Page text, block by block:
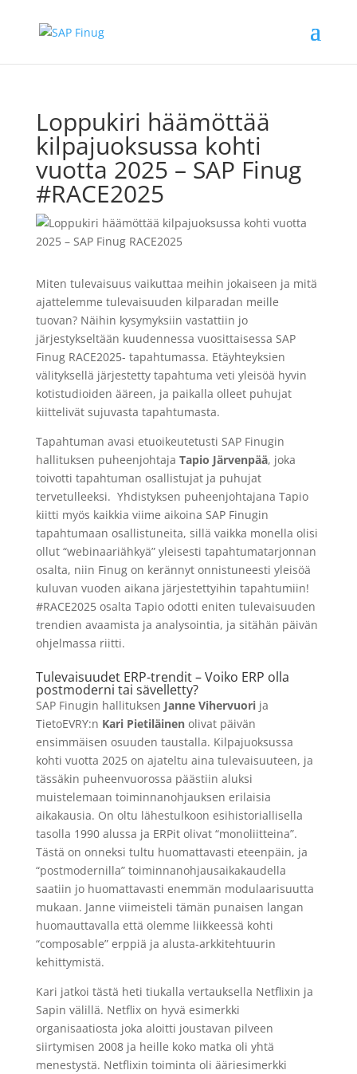
Loppukiri häämöttää
kilpajuoksussa kohti
vuotta 2025 – SAP Finug
#RACE2025
Miten tulevaisuus vaikuttaa meihin jokaiseen ja mitä
ajattelemme tulevaisuuden kilparadan meille
tuovan? Näihin kysymyksiin vastattiin jo
järjestykseltään kuudennessa vuosittaisessa SAP
FinugRACE2025- tapahtumassa. Etäyhteyksien
välityksellä järjestetty tapahtuma veti yleisöä hyvin
kotistudioiden ääreen, ja paikalla olleet puhujat
kiittelivät sujuvasta tapahtumasta.
Tapahtuman avasi etuoikeutetusti SAP Finugin
hallituksen puheenjohtaja Tapio Järvenpää, joka
toivotti tapahtuman osallistujat ja puhujat
tervetulleeksi. Yhdistyksen puheenjohtajana Tapio
kiitti myös kaikkia viime aikoina SAP Finugin
tapahtumaan osallistuneita, sillä vaikka monella olisi
ollut “webinaariähkyä” yleisesti tapahtumatarjonnan
osalta, niin Finugon kerännyt onnistuneesti yleisöä
kuluvan vuoden aikana järjestettyihin tapahtumiin!
#RACE2025 osalta Tapio odotti eniten tulevaisuuden
trendien avaamista ja analysointia, ja sitähän päivän
ohjelmassa riitti.
Tulevaisuudet ERP-trendit – Voiko ERP olla
postmoderni tai sävelletty?
SAP Finugin hallituksen Janne Vihervuorija
TietoEVRY:n Kari Pietiläinenolivat päivän
ensimmäisen osuuden taustalla. Kilpajuoksussa
kohti vuotta 2025 on ajateltu aina tulevaisuuteen, ja
tässäkin puheenvuorossa päästiin aluksi
muistelemaan toiminnanohjauksen erilaisia
aikakausia. On oltu lähestulkoon esihistoriallisella
tasolla 1990 alussa ja ERPitolivat “monoliitteina”.
Tästä on onneksi tultu huomattavasti eteenpäin, ja
“postmodernilla” toiminnanohjausaikakaudella
saatiin jo huomattavasti enemmän modulaarisuutta
mukaan. Janne viimeisteli tämän punaisen langan
huomauttavalla että olemme liikkeessä kohti
“composable” erppiä ja alusta-arkkitehtuurin
kehittymistä.
Kari jatkoi tästä heti tiukalla vertauksella Netflixin ja
Sapin välillä. Netflix on hyvä esimerkki
organisaatiosta joka aloitti joustavan pilveen
siirtymisen 2008 ja heille koko matka oli yhtä
menestystä. Netflixin toiminta oli ääriesimerkki